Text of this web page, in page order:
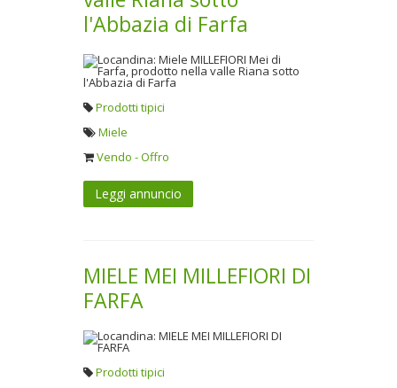
l'Abbazia di Farfa
Prodotti tipici
Miele
Vendo - Offro
Leggi annuncio
MIELE MEI MILLEFIORI DI
FARFA
Prodotti tipici